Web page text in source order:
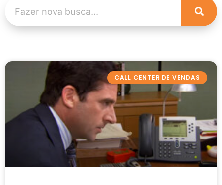
CALL CENTER DE VENDAS